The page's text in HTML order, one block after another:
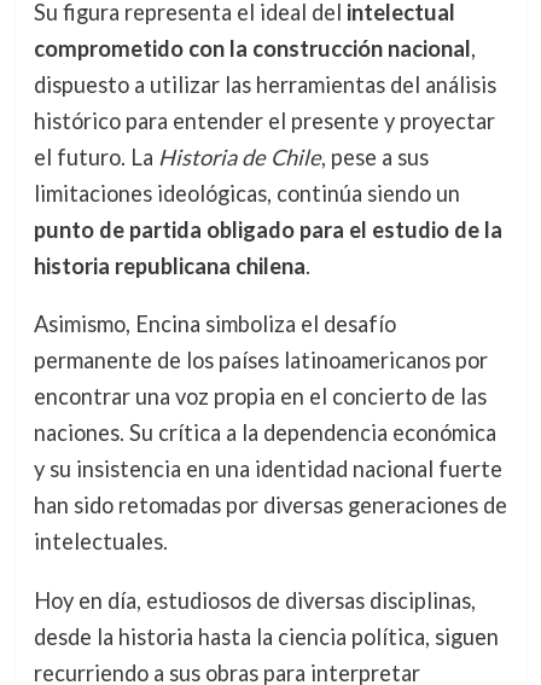
Su figura representa el ideal del intelectual
comprometido con la construcción nacional,
dispuesto a utilizar las herramientas del análisis
histórico para entender el presente y proyectar
el futuro. La Historia de Chile, pese a sus
limitaciones ideológicas, continúa siendo un
punto de partida obligado para el estudio de la
historia republicana chilena.
Asimismo, Encina simboliza el desafío
permanente de los países latinoamericanos por
encontrar una voz propia en el concierto de las
naciones. Su crítica a la dependencia económica
y su insistencia en una identidad nacional fuerte
han sido retomadas por diversas generaciones de
intelectuales.
Hoy en día, estudiosos de diversas disciplinas,
desde la historia hasta la ciencia política, siguen
recurriendo a sus obras para interpretar